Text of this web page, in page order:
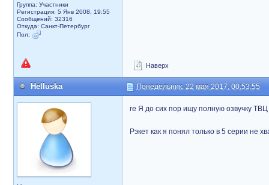
Группа: Участники
Регистрация: 5 Янв 2008, 19:55
Сообщений: 32316
Откуда: Санкт-Петербург
Пол:
Наверх
Helluska Понедельник, 22 мая 2017, 00:53:55
re Я до сих пор ищу полную озвучку ТВЦ
Рэкет как я понял только в 5 серии не